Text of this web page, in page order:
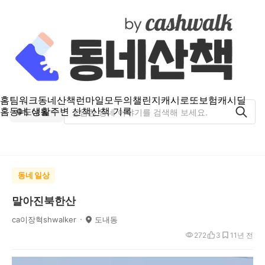
홈팀워크동네산책런마일모두의챌린지캐시로또보험캐시딜
홈동네 생활주변 산책산책 기록
도내동
동네 일상
말아진북한산
ca이장혁shwalker 도내동
1년 전
272 3 1